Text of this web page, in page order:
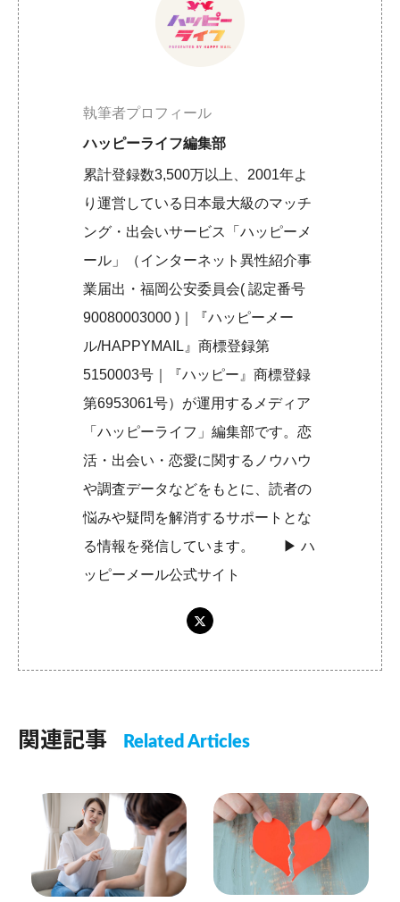
執筆者プロフィール
ハッピーライフ編集部
累計登録数3,500万以上、2001年よ
り運営している日本最大級のマッチ
ング・出会いサービス「ハッピーメ
ール」（インターネット異性紹介事
業届出・福岡公安委員会( 認定番号
90080003000 )｜『ハッピーメー
ル/HAPPYMAIL』商標登録第
5150003号｜『ハッピー』商標登録
第6953061号）が運用するメディア
「ハッピーライフ」編集部です。恋
活・出会い・恋愛に関するノウハウ
や調査データなどをもとに、読者の
悩みや疑問を解消するサポートとな
る情報を発信しています。 ▶︎ハ
ッピーメール公式サイト
関連記事 Related Articles